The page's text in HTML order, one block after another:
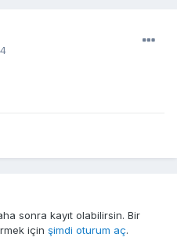
sonra kayıt olabilirsin. Bir
için şimdi oturum aç.